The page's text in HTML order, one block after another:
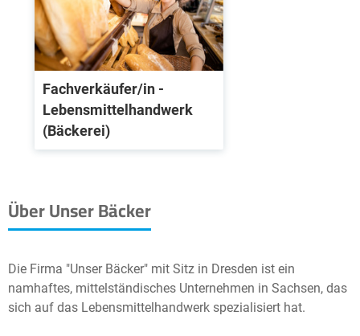
Fachverkäufer/in -
Lebensmittelhandwerk
(Bäckerei)
Über Unser Bäcker
Die Firma "Unser Bäcker" mit Sitz in Dresden ist ein
namhaftes, mittelständisches Unternehmen in Sachsen, das
sich auf das Lebensmittelhandwerk spezialisiert hat.